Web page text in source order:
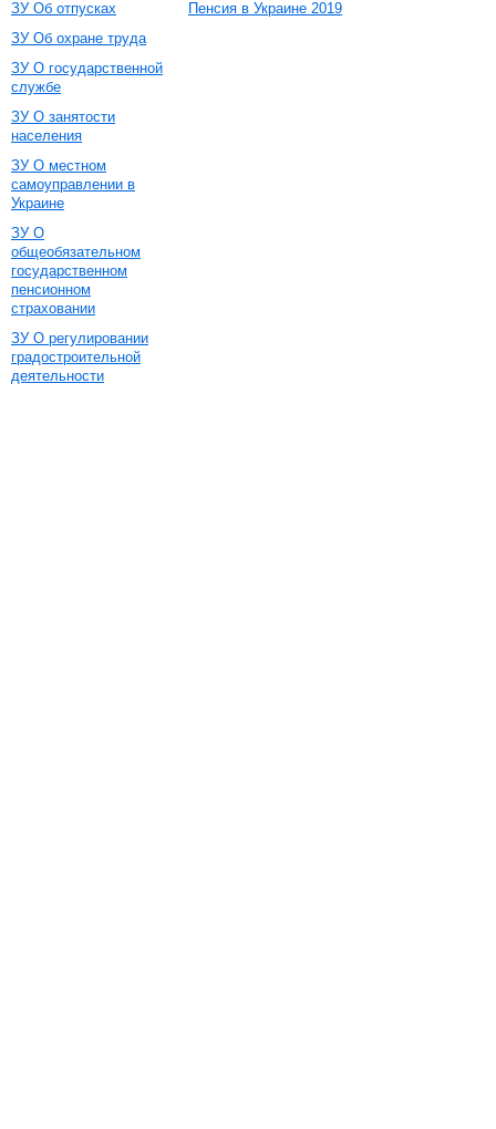
ЗУ Об отпусках
ЗУ Об охране труда
ЗУ О государственной
службе
ЗУ О занятости
населения
ЗУ О местном
самоуправлении в
Украине
ЗУ О
общеобязательном
государственном
пенсионном
страховании
ЗУ О регулировании
градостроительной
деятельности
Пенсия в Украине 2019